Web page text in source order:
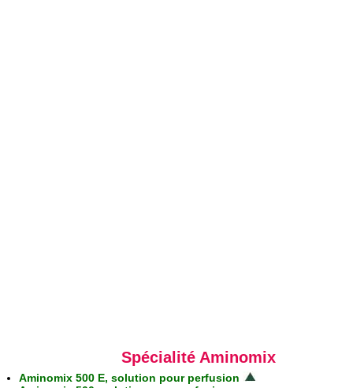
Spécialité Aminomix
Aminomix 500 E, solution pour perfusion